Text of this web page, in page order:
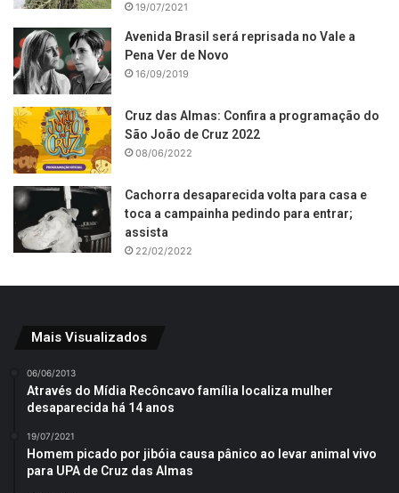
19/07/2021
Avenida Brasil será reprisada no Vale a
Pena Ver de Novo
16/09/2019
Cruz das Almas: Confira a programação do
São João de Cruz 2022
08/06/2022
Cachorra desaparecida volta para casa e
toca a campainha pedindo para entrar;
assista
22/02/2022
Mais Visualizados
06/06/2013
Através do Mídia Recôncavo família localiza mulher
desaparecida há 14 anos
19/07/2021
Homem picado por jibóia causa pânico ao levar animal vivo
para UPA de Cruz das Almas